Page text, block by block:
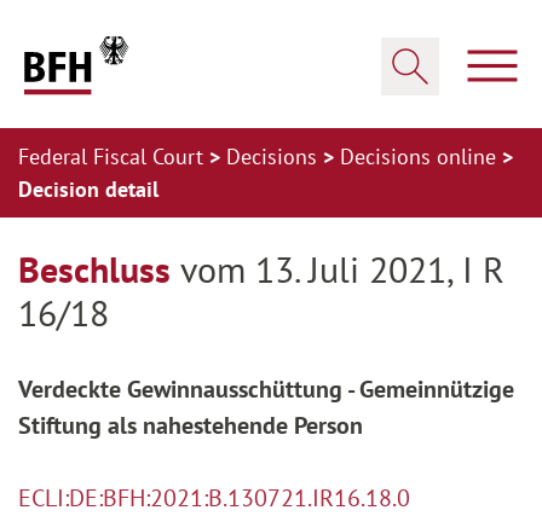
Federal Fiscal Court Decisions
Decisions online
Decision detail
Beschluss vom 13. Juli 2021, I R
16/18
Verdeckte Gewinnausschüttung - Gemeinnützige
Stiftung als nahestehende Person
ECLI:DE:BFH:2021:B.130721.IR16.18.0